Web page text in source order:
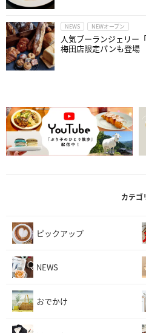
NEWS NEWオープン
人気ブーランジェリー
梅田店限定パンも登場
カテゴ
ピックアップ
NEWS
おでかけ